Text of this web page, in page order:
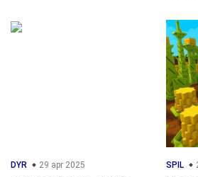
DYR 29 apr 2025 SPIL